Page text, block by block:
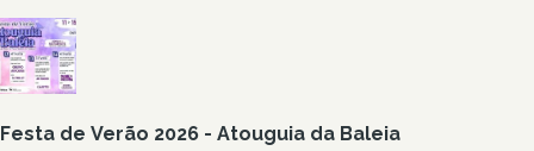
Festa de Verão 2026 - Atouguia da Baleia